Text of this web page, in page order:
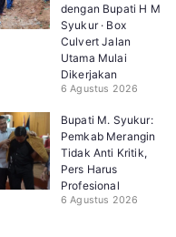
dengan Bupati H M
Syukur · Box
Culvert Jalan
Utama Mulai
Dikerjakan
6 Agustus 2026
Bupati M. Syukur:
Pemkab Merangin
Tidak Anti Kritik,
Pers Harus
Profesional
6 Agustus 2026